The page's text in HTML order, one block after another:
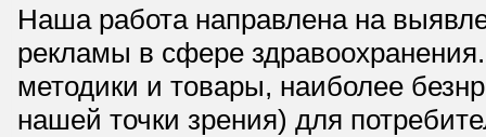
Наша работа направлена на
рекламы в сфере
методики и товары, наиболее
нашей точки зрения) для